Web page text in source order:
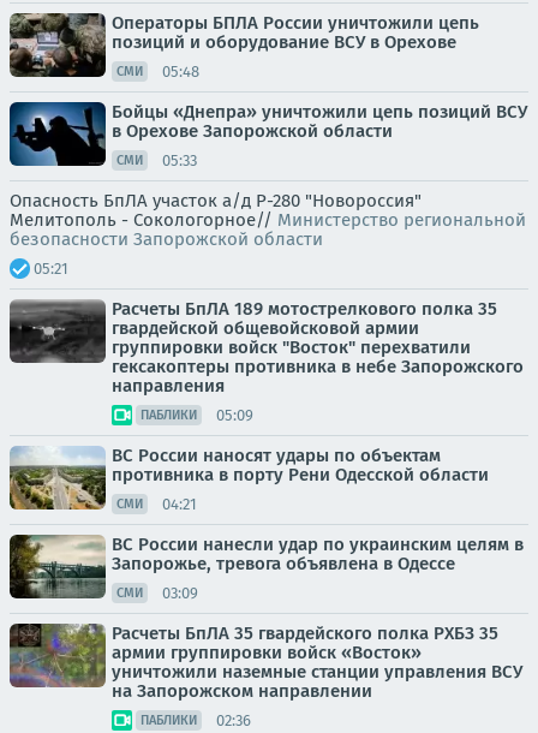
Операторы БПЛА России уничтожили цепь
позиций и оборудование ВСУ в Орехове
СМИ 05:48
Бойцы «Днепра» уничтожили цепь позиций ВСУ
в Орехове Запорожской области
СМИ 05:33
Опасность БпЛА участок а/д Р-280 "Новороссия"
Мелитополь - Сокологорное// Министерство региональной
безопасности Запорожской области
05:21
Расчеты БпЛА 189 мотострелкового полка 35
гвардейской общевойсковой армии
группировки войск "Восток" перехватили
гексакоптеры противника в небе Запорожского
направления
ПАБЛИКИ 05:09
ВС России наносят удары по объектам
противника в порту Рени Одесской области
СМИ 04:21
ВС России нанесли удар по украинским целям в
Запорожье, тревога объявлена в Одессе
СМИ 03:09
Расчеты БпЛА 35 гвардейского полка РХБЗ 35
армии группировки войск «Восток»
уничтожили наземные станции управления ВСУ
на Запорожском направлении
ПАБЛИКИ 02:36